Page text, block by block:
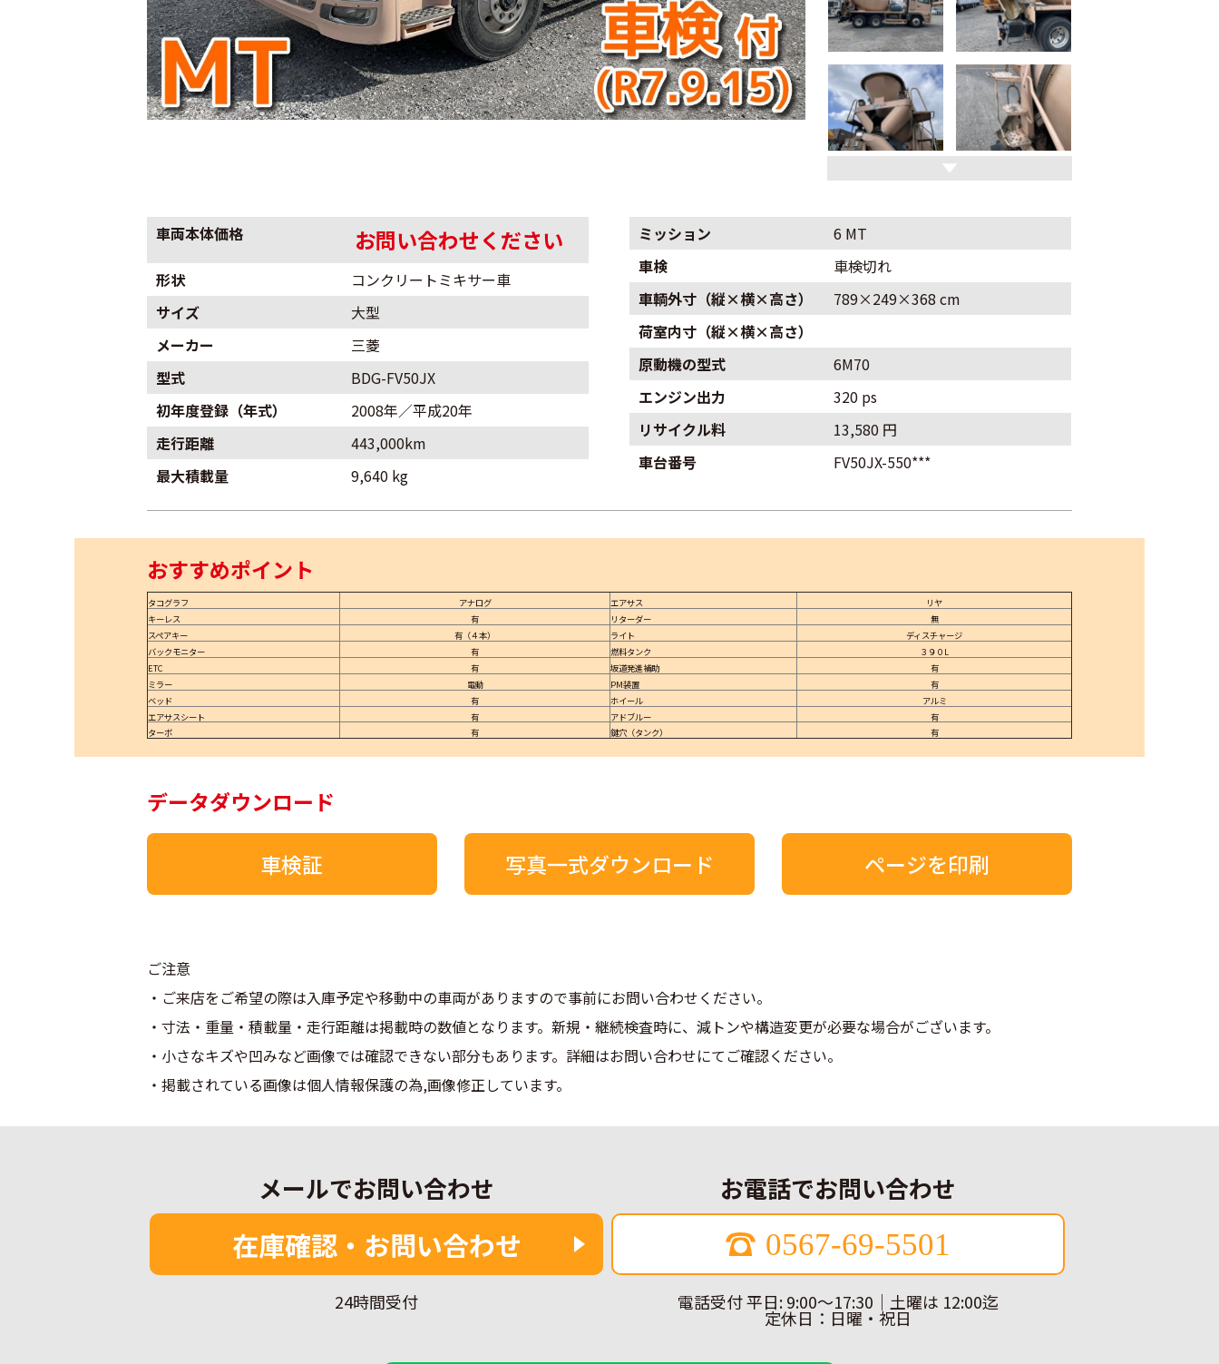
車両本体価格 お問い合わせください
形状
コンクリートミキサー車
サイズ
大型
メーカー
三菱
型式
BDG-FV50JX
初年度登録（年式）
2008年／平成20年
走行距離
443,000km
最大積載量
9,640 kg
ミッション
6 MT
車検
車検切れ
車輌外寸（縦×横×高さ）
789×249×368 cm
荷室内寸（縦×横×高さ）
原動機の型式
6M70
エンジン出力
320 ps
リサイクル料
13,580 円
車台番号
FV50JX-550***
おすすめポイント
タコグラフ アナログ エアサス
リヤ
キーレス
有 リターダー
無
スペアキー
有（４本） ライト
ディスチャージ
バックモニター
有 燃料タンク
３９０L
ETC
有 坂道発進補助
有
ミラー
電動 PM装置
有
ベッド
有 ホイール
アルミ
エアサスシート
有 アドブルー
有
ターボ
有 鍵穴（タンク） 有
データダウンロード
車検証 写真一式ダウンロード ページを印刷
ご注意
ご来店をご希望の際は入庫予定や移動中の車両がありますので事前にお問い合わせください。
寸法・重量・積載量・走行距離は掲載時の数値となります。新規・継続検査時に、減トンや構造変更が必要な場合がございます。
小さなキズや凹みなど画像では確認できない部分もあります。詳細はお問い合わせにてご確認ください。
掲載されている画像は個人情報保護の為,画像修正しています。
メールでお問い合わせ
在庫確認・お問い合わせ
24時間受付
お電話でお問い合わせ
0567-69-5501
電話受付 平日: 9:00～17:30｜土曜は 12:00迄
定休日：日曜・祝日